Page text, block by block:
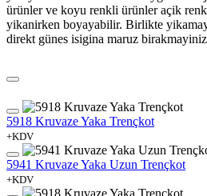
ürünler ve koyu renkli ürünler açik
yikanirken boyayabilir. Birlikte
direkt günes isigina maruz birakmayiniz
5918 Kruvaze Yaka Trençkot
+KDV
5941 Kruvaze Yaka Uzun Trençkot
+KDV